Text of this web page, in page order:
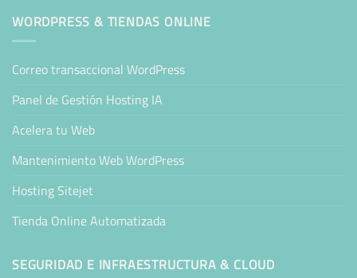
WORDPRESS & TIENDAS ONLINE
Correo transaccional WordPress
Panel de Gestión Hosting IA
Acelera tu Web
Mantenimiento Web WordPress
Hosting Sitejet
Tienda Online Automatizada
SEGURIDAD E INFRAESTRUCTURA & CLOUD